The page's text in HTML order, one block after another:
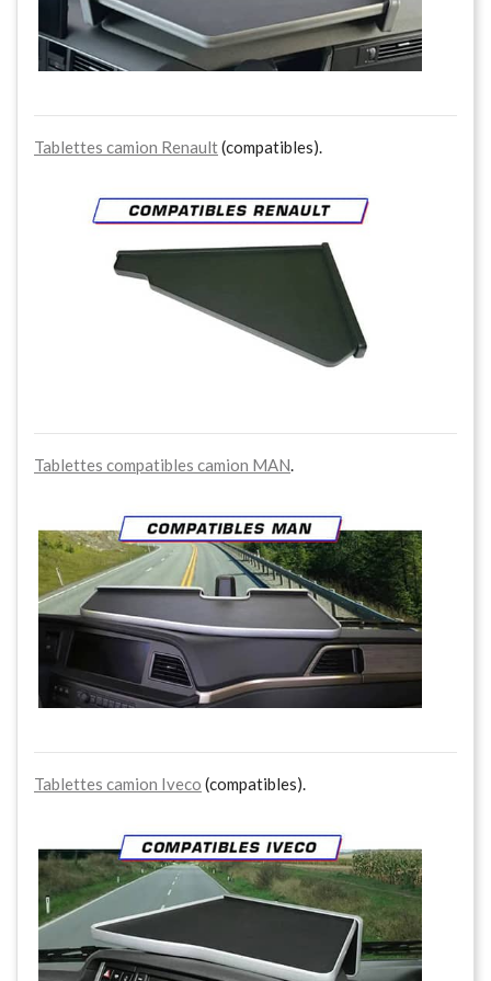
Tablettes camion Renault(compatibles).
Tablettes compatibles camion MAN.
Tablettes camion Iveco (compatibles).